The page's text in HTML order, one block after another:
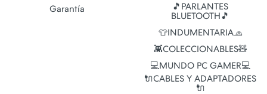
Garantía
🎵PARLANTES
BLUETOOTH🎵
👕INDUMENTARIA🧢
👾COLECCIONABLES🧸
💻MUNDO PC GAMER💻
🔌CABLES Y ADAPTADORES
🔌